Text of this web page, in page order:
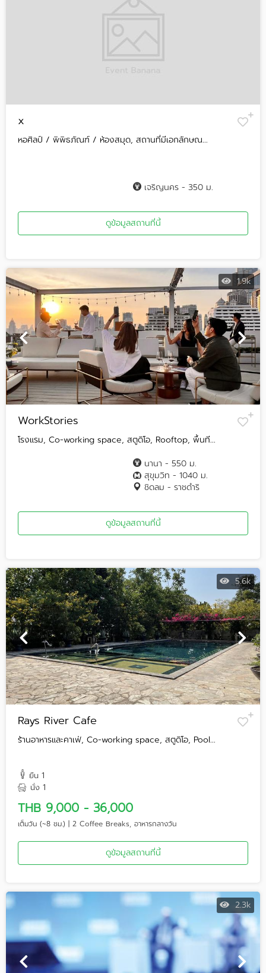
x
หอศิลป์ / พิพิธภัณฑ์ / ห้องสมุด, สถานที่มีเอกลักษณ...
เจริญนคร - 350 ม.
ดูข้อมูลสถานที่นี้
1.9k
WorkStories
โรงแรม, Co-working space, สตูดิโอ, Rooftop, พื้นที...
นานา - 550 ม.
สุขุมวิท - 1040 ม.
ชิดลม - ราชดำริ
ดูข้อมูลสถานที่นี้
5.6k
Rays River Cafe
ร้านอาหารและคาเฟ่, Co-working space, สตูดิโอ, Pool...
ยืน 1
นั่ง 1
THB 9,000 - 36,000
เต็มวัน (~8 ชม.) | 2 Coffee Breaks, อาหารกลางวัน
ดูข้อมูลสถานที่นี้
2.3k